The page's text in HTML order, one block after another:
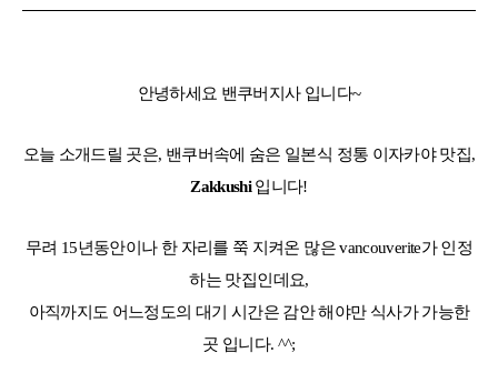
몰타
어학연수 정보
안녕하세요 밴쿠버지사 입니다~
오늘 소개드릴 곳은, 밴쿠버속에 숨은 일본식 정통 이자카야 맛집,
Zakkushi입니다!
무려 15년동안이나 한 자리를 쭉 지켜온 많은 vancouverite가 인정
하는 맛집인데요,
아직까지도 어느정도의 대기 시간은 감안 해야만 식사가 가능한
곳 입니다. ^^;